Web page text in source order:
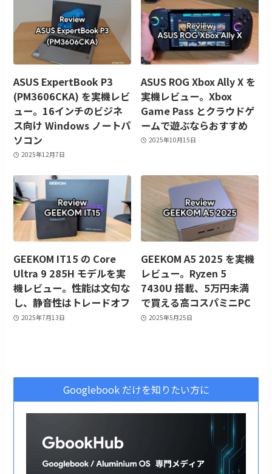
ASUS ExpertBook P3
(PM3606CKA) を実機レビ
ュー。16インチのビジネ
ス向け Windows ノートパ
ソコン
2025年12月7日
ASUS ROG Xbox Ally X を
実機レビュー。Xbox
Game Pass とクラウドゲ
ームで遊ぶならおすすめ
2025年10月15日
GEEKOM IT15 の Core
Ultra 9 285H モデルを実
機レビュー。性能は文句な
し、静音性はトレードオフ
2025年7月13日
GEEKOM A5 2025 を実機
レビュー。Ryzen 5
7430U 搭載、5万円未満
で買える高コスパミニPC
2025年5月25日
Googlebook だけを知りたい方に